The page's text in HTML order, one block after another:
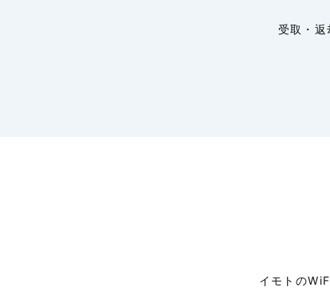
受取・
イモトの